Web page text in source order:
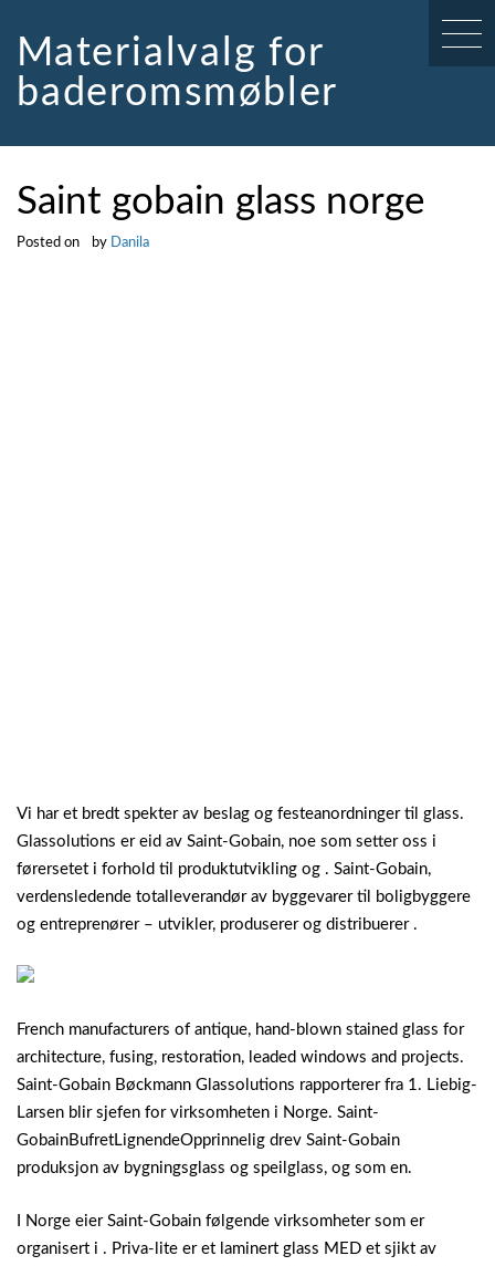
contentMaterialvalg for
baderomsmøbler
Saint gobain glass norge
Posted on by Danila
Vi har et bredt spekter av beslag og festeanordninger til glass.
Glassolutions er eid av Saint-Gobain, noe som setter oss i
førersetet i forhold til produktutvikling og . Saint-Gobain,
verdensledende totalleverandør av byggevarer til boligbyggere
og entreprenører – utvikler, produserer og distribuerer .
French manufacturers of antique, hand-blown stained glass for
architecture, fusing, restoration, leaded windows and projects.
Saint-Gobain Bøckmann Glassolutions rapporterer fra 1. Liebig-
Larsen blir sjefen for virksomheten i Norge. Saint-
GobainBufretLignendeOpprinnelig drev Saint-Gobain
produksjon av bygningsglass og speilglass, og som en.
I Norge eier Saint-Gobain følgende virksomheter som er
organisert i . Priva-lite er et laminert glass MED et sjikt av